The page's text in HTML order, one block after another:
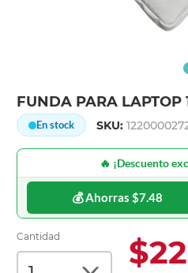
FUNDA PARA LAPTOP
En stock SKU:
🔥 ¡Descuento
💰 Ahorras $7.48
Cantidad